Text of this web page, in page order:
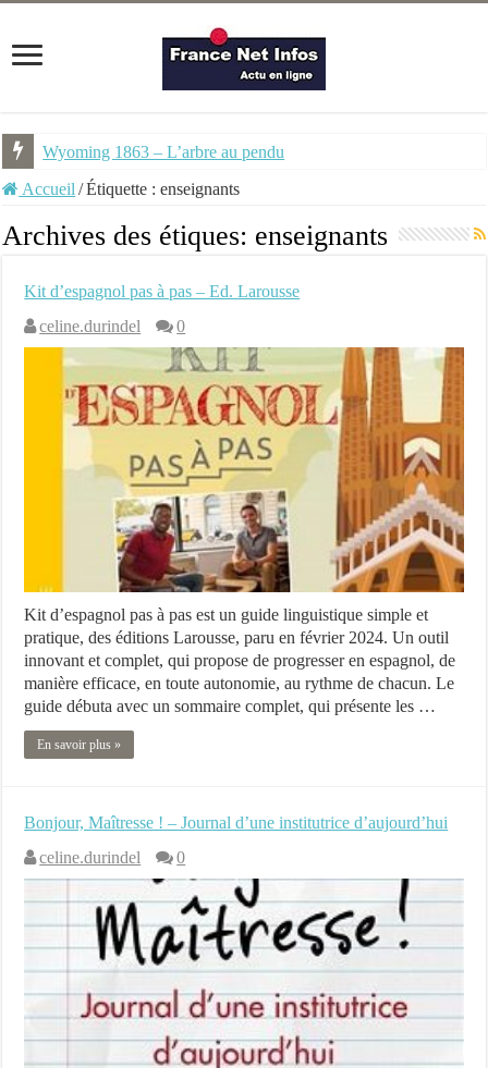
Wyoming 1863 – L’arbre au pendu
NEMU #7 – Spécial Steampunk – Revue trimestrielle
Accueil /Étiquette :enseignants
Archives des étiques: enseignants
Kit d’espagnol pas à pas – Ed. Larousse
celine.durindel
0
Kit d’espagnol pas à pas est un guide linguistique simple et
pratique, des éditions Larousse, paru en février 2024. Un outil
innovant et complet, qui propose de progresser en espagnol, de
manière efficace, en toute autonomie, au rythme de chacun. Le
guide débuta avec un sommaire complet, qui présente les …
En savoir plus »
Bonjour, Maîtresse ! – Journal d’une institutrice d’aujourd’hui
celine.durindel
0